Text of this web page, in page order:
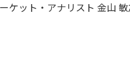
ット・アナリスト 金山 敏